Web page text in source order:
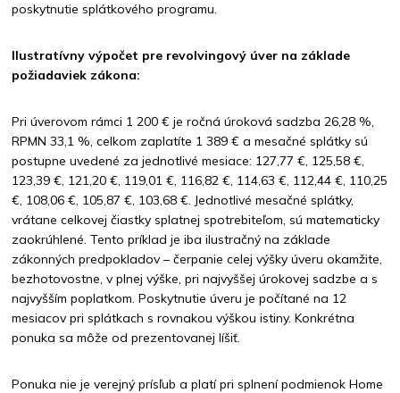
poskytnutie splátkového programu.
Ilustratívny výpočet pre revolvingový úver na základe
požiadaviek zákona:
Pri úverovom rámci 1 200 € je ročná úroková sadzba 26,28 %,
RPMN 33,1 %, celkom zaplatíte 1 389 € a mesačné splátky sú
postupne uvedené za jednotlivé mesiace: 127,77 €, 125,58 €,
123,39 €, 121,20 €, 119,01 €, 116,82 €, 114,63 €, 112,44 €, 110,25
€, 108,06 €, 105,87 €, 103,68 €. Jednotlivé mesačné splátky,
vrátane celkovej čiastky splatnej spotrebiteľom, sú matematicky
zaokrúhlené. Tento príklad je iba ilustračný na základe
zákonných predpokladov – čerpanie celej výšky úveru okamžite,
bezhotovostne, v plnej výške, pri najvyššej úrokovej sadzbe a s
najvyšším poplatkom. Poskytnutie úveru je počítané na 12
mesiacov pri splátkach s rovnakou výškou istiny. Konkrétna
ponuka sa môže od prezentovanej líšiť.
Ponuka nie je verejný prísľub a platí pri splnení podmienok Home